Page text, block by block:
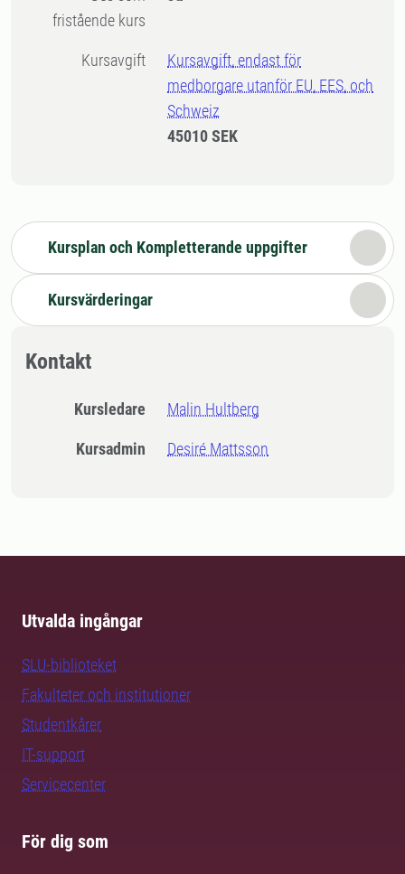
fristående kurs
Kursavgift
Kursavgift, endast för
medborgare utanför EU, EES, och
Schweiz
45010 SEK
Kursplan och Kompletterande uppgifter
Kursvärderingar
Kontakt
Kursledare Malin Hultberg
Kursadmin Desiré Mattsson
Utvalda ingångar
SLU-biblioteket
Fakulteter och institutioner
Studentkårer
IT-support
Servicecenter
För dig som